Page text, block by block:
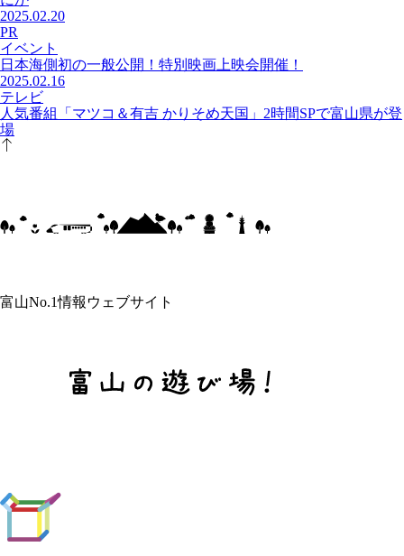
2025.02.20
PR
イベント
日本海側初の一般公開！特別映画上映会開催！
2025.02.16
テレビ
人気番組「マツコ＆有吉 かりそめ天国」2時間SPで富山県が登
場
富山No.1情報ウェブサイト